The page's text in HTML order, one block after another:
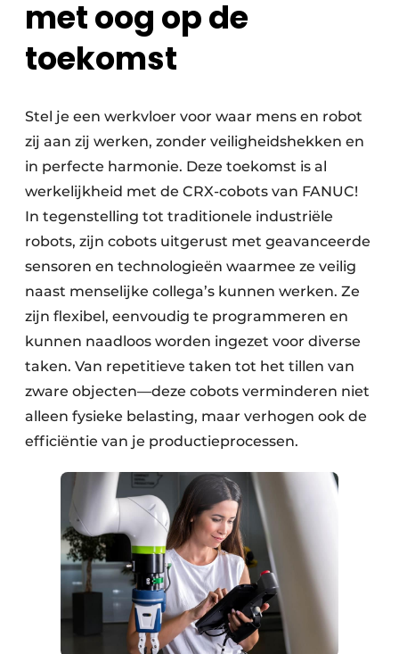
met oog op de
toekomst
Stel je een werkvloer voor waar mens en robot
zij aan zij werken, zonder veiligheidshekken en
in perfecte harmonie. Deze toekomst is al
werkelijkheid met de CRX-cobots van FANUC!
In tegenstelling tot traditionele industriële
robots, zijn cobots uitgerust met geavanceerde
sensoren en technologieën waarmee ze veilig
naast menselijke collega’s kunnen werken. Ze
zijn flexibel, eenvoudig te programmeren en
kunnen naadloos worden ingezet voor diverse
taken. Van repetitieve taken tot het tillen van
zware objecten—deze cobots verminderen niet
alleen fysieke belasting, maar verhogen ook de
efficiëntie van je productieprocessen.